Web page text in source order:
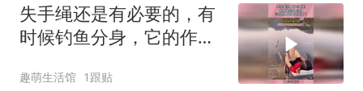
失手绳还是有必要的，有
时候钓鱼分身，它的作用
趣萌生活馆 1跟贴